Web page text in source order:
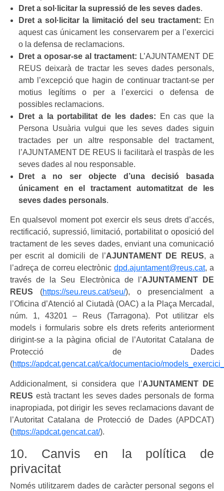
Dret a sol·licitar la supressió de les seves dades.
Dret a sol·licitar la limitació del seu tractament: En
aquest cas únicament les conservarem per a l’exercici
o la defensa de reclamacions.
Dret a oposar-se al tractament: L’AJUNTAMENT DE
REUS deixarà de tractar les seves dades personals,
amb l’excepció que hagin de continuar tractant-se per
motius legítims o per a l’exercici o defensa de
possibles reclamacions.
Dret a la portabilitat de les dades: En cas que la
Persona Usuària vulgui que les seves dades siguin
tractades per un altre responsable del tractament,
l’AJUNTAMENT DE REUS li facilitarà el traspàs de les
seves dades al nou responsable.
Dret a no ser objecte d’una decisió basada
únicament en el tractament automatitzat de les
seves dades personals.
En qualsevol moment pot exercir els seus drets d’accés,
rectificació, supressió, limitació, portabilitat o oposició del
tractament de les seves dades, enviant una comunicació
per escrit al domicili de l’AJUNTAMENT DE REUS, a
l’adreça de correu electrònicdpd.ajuntament@reus.cat, a
través de la Seu Electrònica de l’AJUNTAMENT DE
REUS (https://seu.reus.cat/seu/), o presencialment a
l’Oficina d’Atenció al Ciutadà (OAC) a la Plaça Mercadal,
núm. 1, 43201 – Reus (Tarragona). Pot utilitzar els
models i formularis sobre els drets referits anteriorment
dirigint-se a la pàgina oficial de l’Autoritat Catalana de
Protecció de Dades
(https://apdcat.gencat.cat/ca/documentacio/
Addicionalment, si considera que l’AJUNTAMENT DE
REUS està tractant les seves dades personals de forma
inapropiada, pot dirigir les seves reclamacions davant de
l’Autoritat Catalana de Protecció de Dades (APDCAT)
(https://apdcat.gencat.cat/).
10. Canvis en la política de
privacitat
Només utilitzarem dades de caràcter personal segons el